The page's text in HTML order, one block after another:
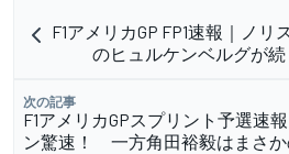
F1アメリカGP FP1速報｜ノ
のヒュルケンベルグが
次の記事
F1アメリカGPスプリント予選速
ン驚速！ 一方角田裕毅はまさか